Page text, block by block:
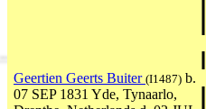
Geertien Geerts Buiter (I1487) b.
07 SEP 1831 Yde, Tynaarlo,